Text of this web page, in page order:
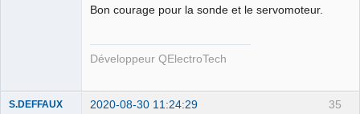
Bon courage pour la sonde et le servomoteur.
Développeur QElectroTech
35
S.DEFFAUX 2020-08-30 11:24:29